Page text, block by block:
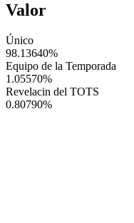
Valor
Único
98.13640%
Equipo de la Temporada
1.05570%
Revelacin del TOTS
0.80790%